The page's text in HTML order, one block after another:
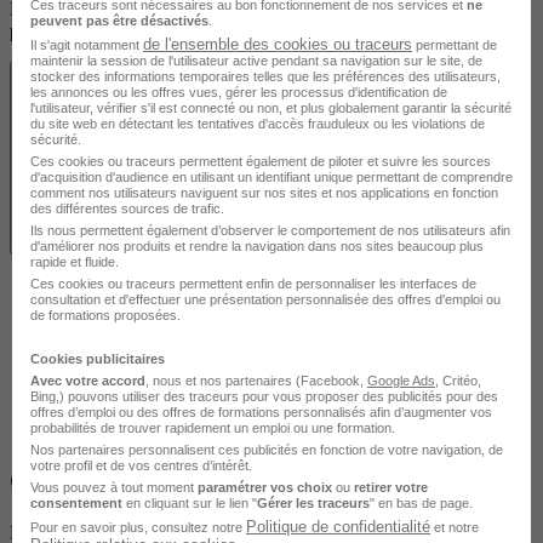
Découvrez les localités disponibles pour suivre cette formation en
présentiel.
Voir les localités
Objectifs
Le titulaire de ce diplôme pourra s'installer comme exploitant
Ces traceurs sont nécessaires au bon fonctionnement de nos services et ne
peuvent pas être désactivés
Il s'agit notamment de l'ensemble des cookies ou traceurs permettant de
maintenir la session de l'utilisateur active pendant sa navigation sur le site, de
stocker des informations temporaires telles que les préférences des utilisateurs,
les annonces ou les offres vues, gérer les processus d'identification de
l'utilisateur, vérifier s'il est connecté ou non, et plus globalement garantir la sécurité
du site web en détectant les tentatives d'accès frauduleux ou les violations de
sécurité.
Ces cookies ou traceurs permettent également de piloter et suivre les sources
d'acquisition d'audience en utilisant un identifiant unique permettant de comprendre
comment nos utilisateurs naviguent sur nos sites et nos applications en fonction
des différentes sources de trafic.
Ils nous permettent également d’observer le comportement de nos utilisateurs afin
d'améliorer nos produits et rendre la navigation dans nos sites beaucoup plus
rapide et fluide.
Ces cookies ou traceurs permettent enfin de personnaliser les interfaces de
consultation et d'effectuer une présentation personnalisée des offres d'emploi ou
de formations proposées.
Cookies publicitaires
Avec votre accord , nous et nos partenaires (Facebook, Google Ads , Critéo,
Bing,) pouvons utiliser des traceurs pour vous proposer des publicités pour des
offres d’emploi ou des offres de formations personnalisés afin d’augmenter vos
probabilités de trouver rapidement un emploi ou une formation.
Nos partenaires personnalisent ces publicités en fonction de votre navigation, de
votre profil et de vos centres d’intérêt.
Vous pouvez à tout moment paramétrer vos choix ou retirer votre
consentement en cliquant sur le lien "Gérer les traceurs" en bas de page.
Pour en savoir plus, consultez notre Politique de confidentialité et notre